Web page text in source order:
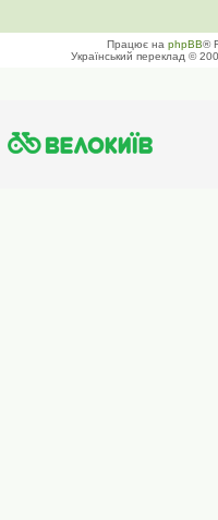
Працює на phpBB®
Український переклад ©